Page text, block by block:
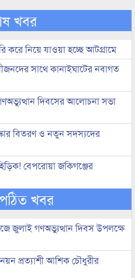
খবর
নিয়ে যাওয়া হচ্ছে আটগ্রামে
সাথে কানাইঘাটের নবাগত
দিবসের আলোচনা সভা
বিতরণ ও নতুন সদস্যদের
বেপরোয়া জকিগঞ্জের
খবর
জুলাই গণঅভ্যুত্থান দিবস উপলক্ষে
প্রত্যাশী আশিক চৌধুরীর